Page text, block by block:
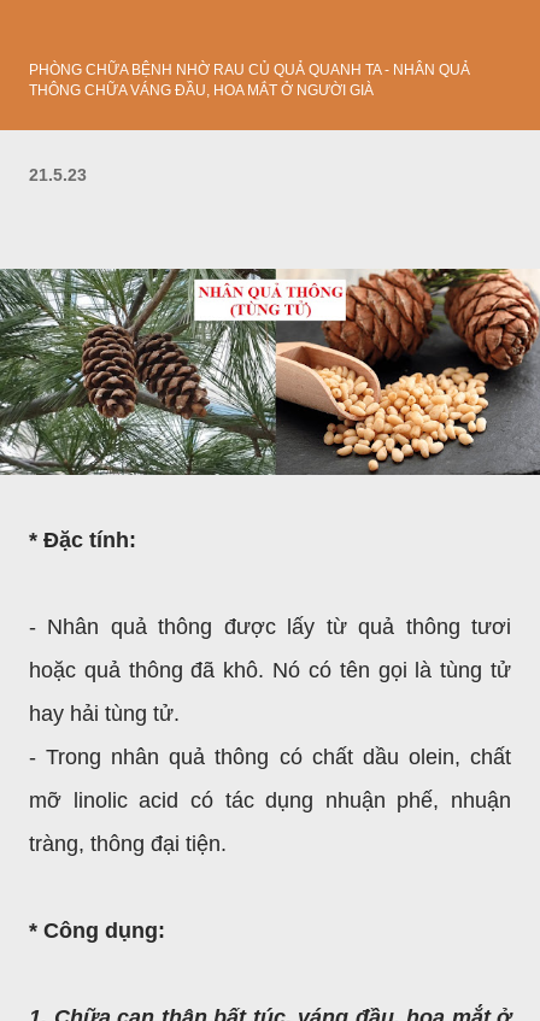
PHÒNG CHỮA BỆNH NHỜ RAU CỦ QUẢ QUANH TA - NHÂN QUẢ
THÔNG CHỮA VÁNG ĐẦU, HOA MẮT Ở NGƯỜI GIÀ
21.5.23
* Đặc tính:
- Nhân quả thông được lấy từ quả thông tươi
hoặc quả thông đã khô. Nó có tên gọi là tùng tử
hay hải tùng tử.
- Trong nhân quả thông có chất dầu olein, chất
mỡ linolic acid có tác dụng nhuận phế, nhuận
tràng, thông đại tiện.
* Công dụng: